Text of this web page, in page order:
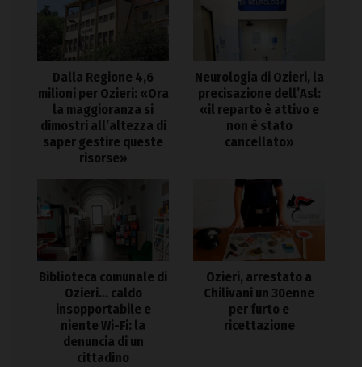
Dalla Regione 4,6
milioni per Ozieri: «Ora
la maggioranza si
dimostri all’altezza di
saper gestire queste
risorse»
Neurologia di Ozieri, la
precisazione dell’Asl:
«il reparto è attivo e
non è stato
cancellato»
Biblioteca comunale di
Ozieri… caldo
insopportabile e
niente Wi-Fi: la
denuncia di un
cittadino
Ozieri, arrestato a
Chilivani un 30enne
per furto e
ricettazione